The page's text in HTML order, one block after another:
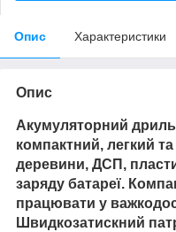
Опис Характеристики
Опис
Акумуляторний
компактний, легкий
деревини, ДСП,
заряду батареї.
працювати у
Швидкозатискний